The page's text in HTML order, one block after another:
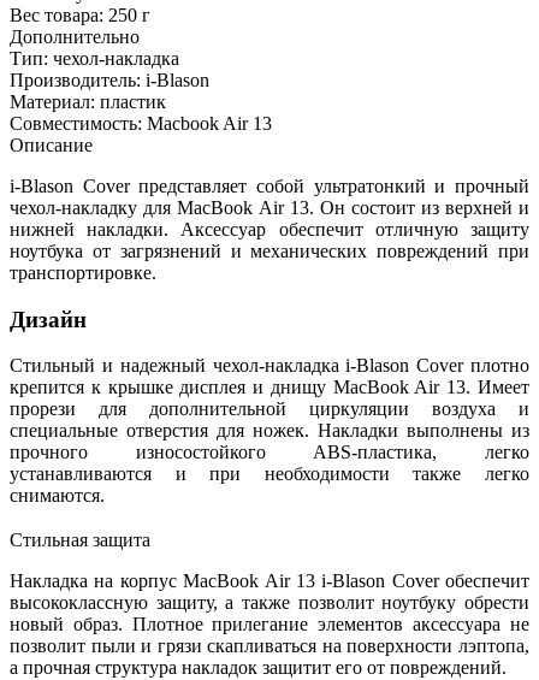
Вес товара: 250 г
Дополнительно
Тип: чехол-накладка
Производитель: i-Blason
Материал: пластик
Совместимость: Macbook Air 13
Описание
i-Blason Cover представляет собой ультратонкий и прочный
чехол-накладку для MacBook Air 13. Он состоит из верхней и
нижней накладки. Аксессуар обеспечит отличную защиту
ноутбука от загрязнений и механических повреждений при
транспортировке.
Дизайн
Стильный и надежный чехол-накладка i-Blason Cover плотно
крепится к крышке дисплея и днищу MacBook Air 13. Имеет
прорези для дополнительной циркуляции воздуха и
специальные отверстия для ножек. Накладки выполнены из
прочного износостойкого ABS-пластика, легко
устанавливаются и при необходимости также легко
снимаются.
Стильная защита
Накладка на корпус MacBook Air 13 i-Blason Cover обеспечит
высококлассную защиту, а также позволит ноутбуку обрести
новый образ. Плотное прилегание элементов аксессуара не
позволит пыли и грязи скапливаться на поверхности лэптопа,
а прочная структура накладок защитит его от повреждений.